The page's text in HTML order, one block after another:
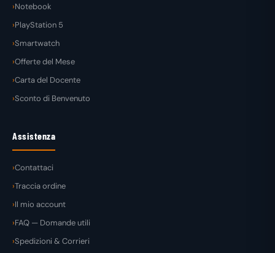
Notebook
PlayStation 5
Smartwatch
Offerte del Mese
Carta del Docente
Sconto di Benvenuto
Assistenza
Contattaci
Traccia ordine
Il mio account
FAQ — Domande utili
Spedizioni & Corrieri